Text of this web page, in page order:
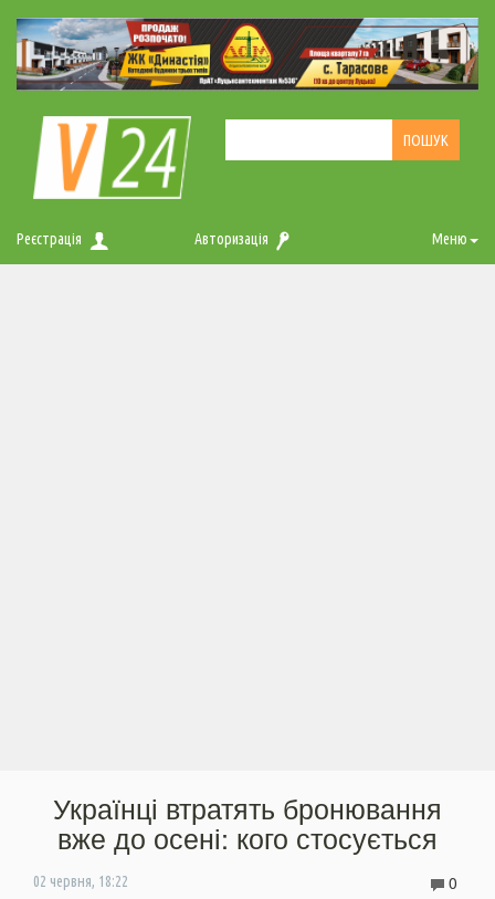
Реєстрація Авторизація Меню
Українці втратять бронювання
вже до осені: кого стосується
02 червня, 18:22 0